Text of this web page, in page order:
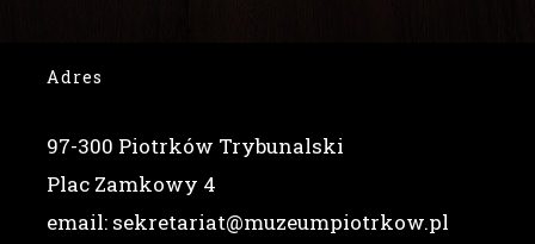
Adres
97-300 Piotrków Trybunalski
Plac Zamkowy 4
email: sekretariat@muzeumpiotrkow.pl